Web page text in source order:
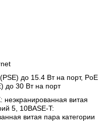
до 15.4 Вт на порт, PoE
до 30 Вт на порт
неэкранированная витая
5, 10BASE-T:
витая пара категории